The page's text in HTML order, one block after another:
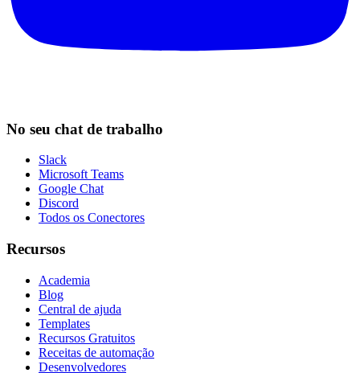
No seu chat de trabalho
Slack
Microsoft Teams
Google Chat
Discord
Todos os Conectores
Recursos
Academia
Blog
Central de ajuda
Templates
Recursos Gratuitos
Receitas de automação
Desenvolvedores